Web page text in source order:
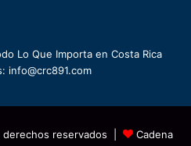
Lo Que Importa en Costa Rica
info@crc891.com
reservados | Cadena